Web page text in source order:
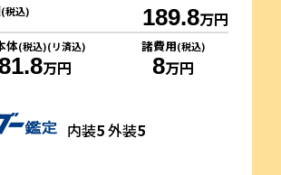
(税込) 189.8万円
体(税込)(リ済込)
万円
諸費用(税込)
8万円
内装5外装5